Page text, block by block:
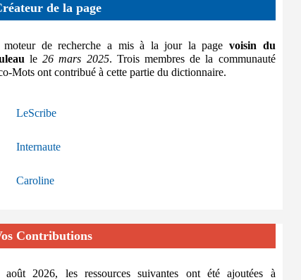
de la page
moteur de recherche a mis à la jour la pagevoisin du
le26 mars 2025. Trois membres de la communauté
Mots ont contribué à cette partie du dictionnaire.
LeScribe
Internaute
Caroline
Contributions
août 2026, les ressources suivantes ont été ajoutées à